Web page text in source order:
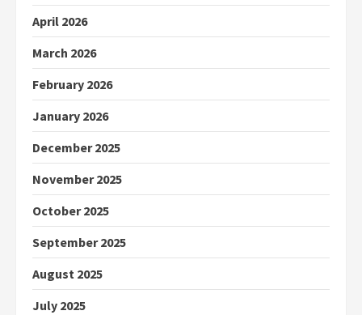
April 2026
March 2026
February 2026
January 2026
December 2025
November 2025
October 2025
September 2025
August 2025
July 2025